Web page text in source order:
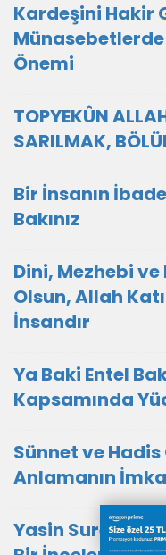
Kardeşini Hakir
Münasebetlerde
Önemi
TOPYEKÛN
SARILMAK,
Bir İnsanın
Bakınız
Dini, Mezhebi
Olsun, Allah
İnsandır
Ya Baki Entel
Kapsamında
Sünnet ve Hadis
Anlamanın
Yasin Suresi'nin